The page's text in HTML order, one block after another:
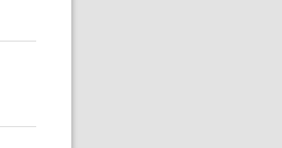
Заповед № РД 49-398/16.09.2021 г.
Указания относно прилагане на